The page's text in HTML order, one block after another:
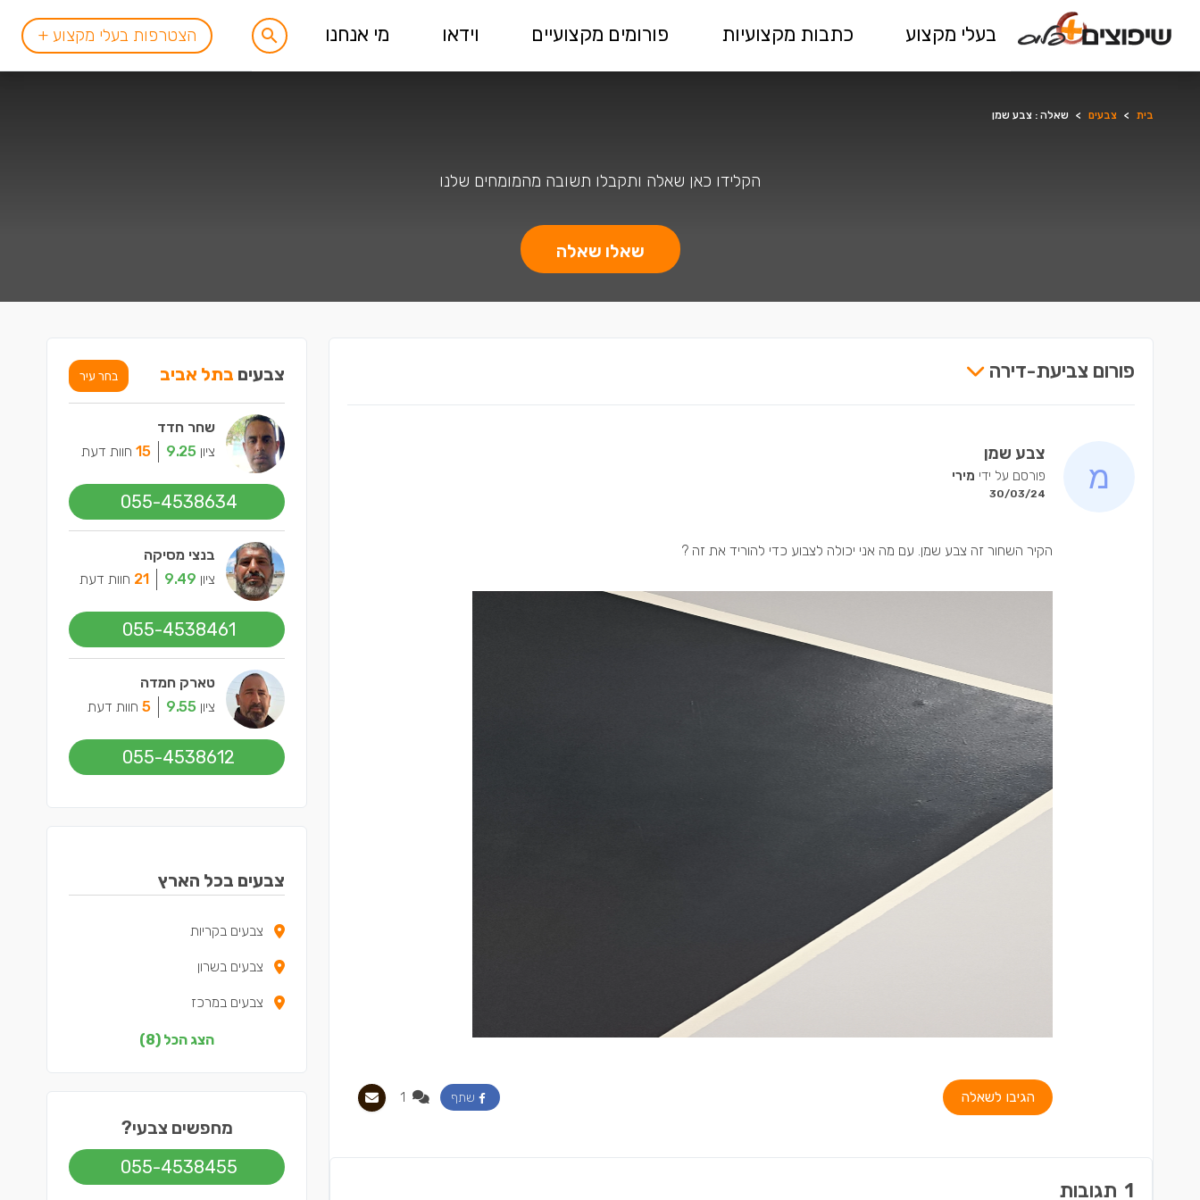
בעלי מקצוע כתבות מקצועיות פורומים מקצועיים וידאו מי אנחנו הצטרפות בעלי מקצוע +
בית > צבעים > שאלה : צבע שמן
הקלידו כאן שאלה ותקבלו תשובה מהמומחים שלנו
שאלו שאלה
פורום צביעת-דירה
צבע שמן
פורסם על ידי מירי
30/03/24
הקיר השחור זה צבע שמן. עם מה אני יכולה לצבוע כדי להוריד את זה ?
הגיבו לשאלה שתף
1 תגובות
צבעים בתל אביב בחר עיר
שחר חדד
ציון 9.25
15 חוות דעת
055-4538634
בנצי מסיקה
ציון 9.49
21 חוות דעת
055-4538461
טארק חמדה
ציון 9.55
5 חוות דעת
055-4538612
צבעים בכל הארץ
צבעים בקריות
צבעים בשרון
צבעים במרכז
צבעים בצפון
צבעים בדרום
צבעים בירושלים
צבעים בתל אביב
הצג הכל (8)
מחפשים צבעי?
055-4538455